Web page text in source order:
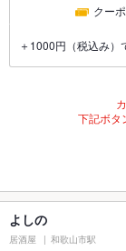
クー
＋1000円（税込み）
下記ボタ
よしの
居酒屋 和歌山市駅